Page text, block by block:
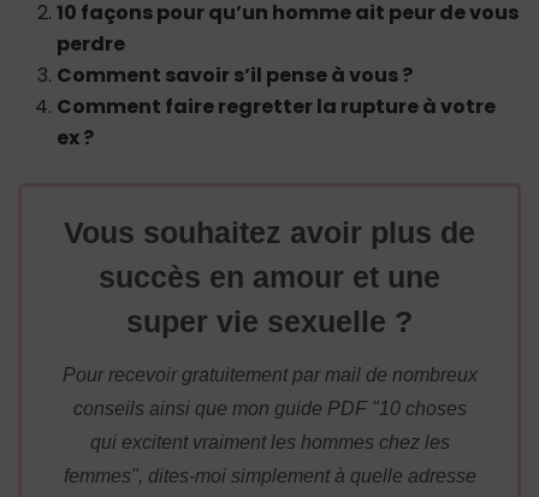
10 façons pour qu’un homme ait peur de vous
perdre
Comment savoir s’il pense à vous ?
Comment faire regretter la rupture à votre
ex ?
Vous souhaitez avoir plus de
succès en amour et une
super vie sexuelle ?
Pour recevoir gratuitement par mail de nombreux
conseils ainsi que mon guide PDF "10 choses
qui excitent vraiment les hommes chez les
femmes", dites-moi simplement à quelle adresse